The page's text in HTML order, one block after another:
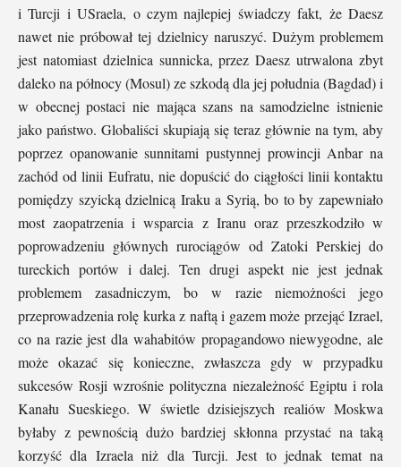
i Turcji i USraela, o czym najlepiej świadczy fakt, że Daesz
nawet nie próbował tej dzielnicy naruszyć. Dużym problemem
jest natomiast dzielnica sunnicka, przez Daesz utrwalona zbyt
daleko na północy (Mosul) ze szkodą dla jej południa (Bagdad) i
w obecnej postaci nie mająca szans na samodzielne istnienie
jako państwo. Globaliści skupiają się teraz głównie na tym, aby
poprzez opanowanie sunnitami pustynnej prowincji Anbar na
zachód od linii Eufratu, nie dopuścić do ciągłości linii kontaktu
pomiędzy szyicką dzielnicą Iraku a Syrią, bo to by zapewniało
most zaopatrzenia i wsparcia z Iranu oraz przeszkodziło w
poprowadzeniu głównych rurociągów od Zatoki Perskiej do
tureckich portów i dalej. Ten drugi aspekt nie jest jednak
problemem zasadniczym, bo w razie niemożności jego
przeprowadzenia rolę kurka z naftą i gazem może przejąć Izrael,
co na razie jest dla wahabitów propagandowo niewygodne, ale
może okazać się konieczne, zwłaszcza gdy w przypadku
sukcesów Rosji wzrośnie polityczna niezależność Egiptu i rola
Kanału Sueskiego. W świetle dzisiejszych realiów Moskwa
byłaby z pewnością dużo bardziej skłonna przystać na taką
korzyść dla Izraela niż dla Turcji. Jest to jednak temat na